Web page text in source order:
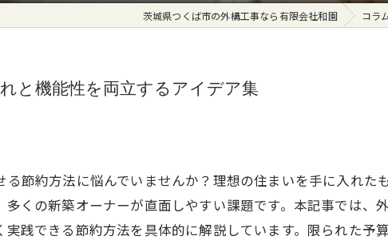
茨城県つくば市の外構工事なら有限会社和園 コラ
と機能性を両立するアイデア集
節約方法に悩んでいませんか？理想の住まいを手に入れた
くの新築オーナーが直面しやすい課題です。本記事では、
践できる節約方法を具体的に解説しています。限られた予